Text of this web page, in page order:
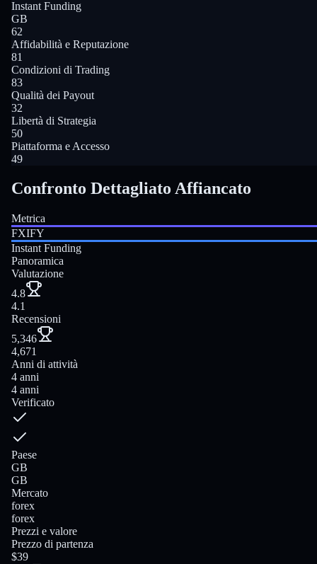
Instant Funding
GB
62
Affidabilità e Reputazione
81
Condizioni di Trading
83
Qualità dei Payout
32
Libertà di Strategia
50
Piattaforma e Accesso
49
Confronto Dettagliato Affiancato
Metrica
FXIFY
Instant Funding
Panoramica
Valutazione
4.8
4.1
Recensioni
5,346
4,671
Anni di attività
4 anni
4 anni
Verificato
Paese
GB
GB
Mercato
forex
forex
Prezzi e valore
Prezzo di partenza
$39